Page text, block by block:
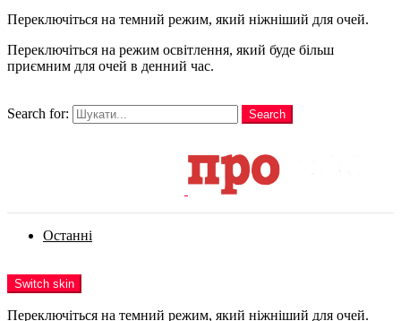
Переключіться на темний режим, який ніжніший для очей.
Переключіться на режим освітлення, який буде більш
приємним для очей в денний час.
Search for:
Search
Останні
Switch skin
Переключіться на темний режим, який ніжніший для очей.